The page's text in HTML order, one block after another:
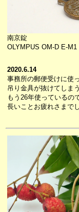
南京錠
OLYMPUS OM-D E-
2020.6.14
事務所の郵便受けに使
吊り金具が抜けてしま
もう26年使っているの
長いことお疲れさまでし